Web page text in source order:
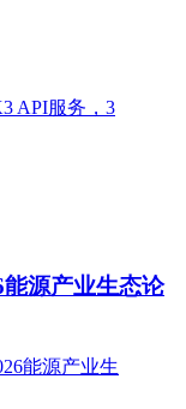
源产业生态论